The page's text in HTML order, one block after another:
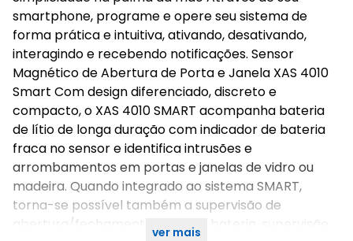
smartphone, programe e opere seu sistema de
forma prática e intuitiva, ativando, desativando,
interagindo e recebendo notificações. Sensor
Magnético de Abertura de Porta e Janela XAS 4010
Smart Com design diferenciado, discreto e
compacto, o XAS 4010 SMART acompanha bateria
de lítio de longa duração com indicador de bateria
fraca no sensor e identifica intrusões e
arrombamentos em portas e janelas de vidro ou
madeira. Quando integrado ao sistema SMART,
torna-se possível também a supervisão de
abertura/fechamento, nível de bateria, supervisão
ver mais